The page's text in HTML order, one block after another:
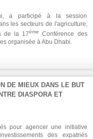
a participé à la session
les secteurs de l'agriculture,
de la 17ème
Conférence des
organisée à Abu Dhabi.
de l'innovation notamment
réduire le déficit alimentaire.
81 millions de USD.
DE MIEUX DANS LE BUT
DIASPORA ET
pour agencer une initiative
des expatriés